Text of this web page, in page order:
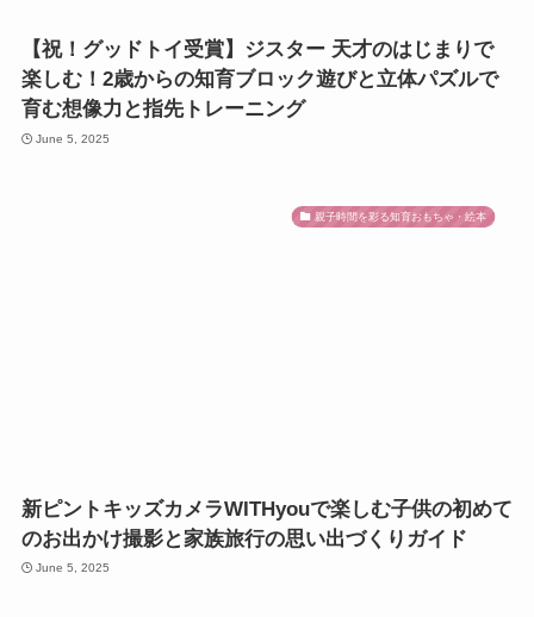
【祝！グッドトイ受賞】ジスター 天才のはじまりで
楽しむ！2歳からの知育ブロック遊びと立体パズルで
育む想像力と指先トレーニング
June 5, 2025
親子時間を彩る知育おもちゃ・絵本
新ピントキッズカメラWITHyouで楽しむ子供の初めて
のお出かけ撮影と家族旅行の思い出づくりガイド
June 5, 2025